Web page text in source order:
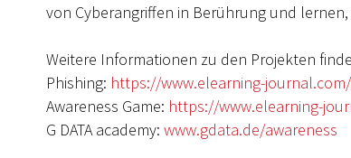
von Cyberangriffen in Berührung und
Weitere Informationen zu den Projekten
Phishing: https://www.elearning-
Awareness Game: https://www.elearning-
G DATA academy: www.gdata.de/awareness